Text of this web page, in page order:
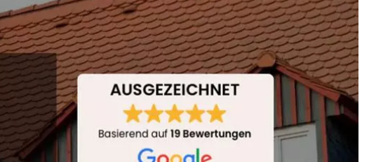
Start Über uns Dachdecker Jobs Jetzt anfragen! -> Kontakt
Folgen Sie uns auf unseren Kanälen ✉.